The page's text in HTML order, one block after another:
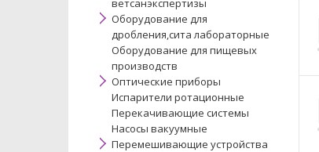
ветсанэкспертизы
Оборудование для
дробления,сита лабораторные
Оборудование для пищевых
производств
Оптические приборы
Испарители ротационные
Перекачивающие системы
Насосы вакуумные
Перемешивающие устройства